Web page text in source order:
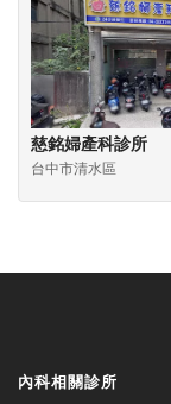
慈銘婦產科診所
台中市清水區
內科相關診所